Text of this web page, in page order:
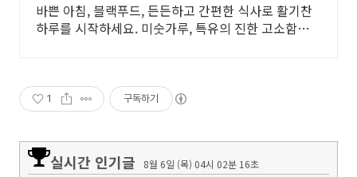
바쁜 아침, 블랙푸드, 든든하고 간편한 식사로 활기찬
하루를 시작하세요. 미숫가루, 특유의 진한 고소함과
1 구독하기
실시간 인기글 8월 6일 (목) 04시 02분 16초